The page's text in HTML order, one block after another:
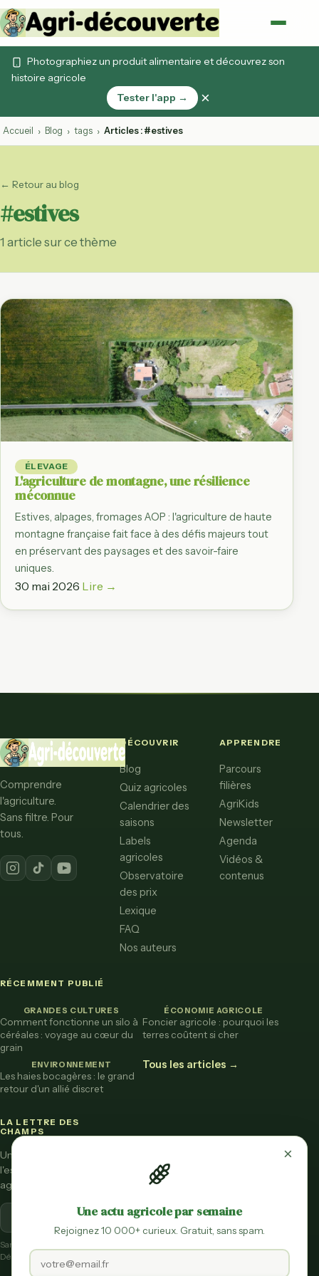
Photographiez un produit alimentaire et découvrez son
histoire agricole
Tester l'app →
×
Accueil › Blog › tags › Articles : #estives
← Retour au blog
#estives
1 article sur ce thème
ÉLEVAGE
L'agriculture de montagne, une résilience
méconnue
Estives, alpages, fromages AOP : l'agriculture de haute
montagne française fait face à des défis majeurs tout
en préservant des paysages et des savoir-faire
uniques.
30 mai 2026 Lire →
Comprendre
l'agriculture.
Sans filtre. Pour
tous.
DÉCOUVRIR
Blog
Quiz agricoles
Calendrier des
saisons
Labels
agricoles
Observatoire
des prix
Lexique
FAQ
Nos auteurs
APPRENDRE
Parcours
filières
AgriKids
Newsletter
Agenda
Vidéos &
contenus
RÉCEMMENT PUBLIÉ
GRANDES CULTURES
Comment fonctionne un silo à
céréales : voyage au cœur du
grain
ÉCONOMIE AGRICOLE
Foncier agricole : pourquoi les
terres coûtent si cher
ENVIRONNEMENT
Les haies bocagères : le grand
retour d'un allié discret
Tous les articles →
LA LETTRE DES
CHAMPS
Une fois par mois,
l'essentiel de l'actu
agricole vulgarisée.
S'inscrire
Sans spam.
Désinscription en un clic.
×
Une actu agricole par semaine
Rejoignez 10 000+ curieux. Gratuit, sans spam.